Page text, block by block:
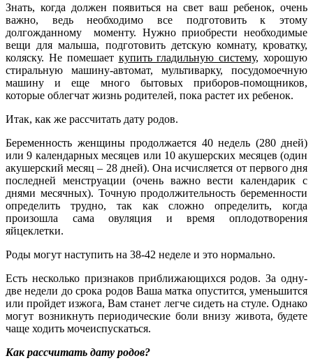
Знать, когда должен появиться на свет ваш ребенок, очень
важно, ведь необходимо все подготовить к этому
долгожданному моменту. Нужно приобрести необходимые
вещи для малыша, подготовить детскую комнату, кроватку,
коляску. Не помешает купить гладильную систему, хорошую
стиральную машину-автомат, мультиварку, посудомоечную
машину и еще много бытовых приборов-помощников,
которые облегчат жизнь родителей, пока растет их ребенок.
Итак, как же рассчитать дату родов.
Беременность женщины продолжается 40 недель (280 дней)
или 9 календарных месяцев или 10 акушерских месяцев (один
акушерский месяц – 28 дней). Она исчисляется от первого дня
последней менструации (очень важно вести календарик с
днями месячных). Точную продолжительность беременности
определить трудно, так как сложно определить, когда
произошла сама овуляция и время оплодотворения
яйцеклетки.
Роды могут наступить на 38-42 неделе и это нормально.
Есть несколько признаков приближающихся родов. За одну-
две недели до срока родов Ваша матка опустится, уменьшится
или пройдет изжога, Вам станет легче сидеть на стуле. Однако
могут возникнуть периодические боли внизу живота, будете
чаще ходить мочеиспускаться.
Как рассчитать дату родов?